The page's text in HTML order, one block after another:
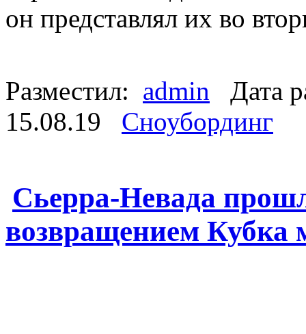
он представлял их во
Разместил: admin Дата
15.08.19 Сноубординг
Сьерра-Невада
возвращением Кубка